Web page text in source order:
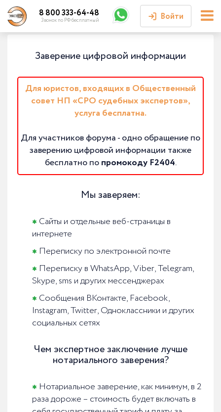
Войти
Войти или
зарегистрироваться
Личный кабинет
8 800 333-64-48
Звонок по РФ бесплатный
Заверение цифровой информации
Для юристов, входящих в Общественный
совет НП «СРО судебных экспертов»,
услуга бесплатна.
Для участников форума - одно обращение по
заверению цифровой информации также
бесплатно попромокоду F2404.
Мы заверяем:
Сайты и отдельные веб-страницы в
интернете
Переписку по электронной почте
Переписку в WhatsApp, Viber, Telegram,
Skype, sms и других мессенджерах
Сообщения ВКонтакте, Facebook,
Instagram, Twitter, Одноклассники и других
социальных сетях
Чем экспертное заключение лучше
нотариального заверения?
Нотариальное заверение, как минимум, в 2
раза дороже – стоимость будет включать в